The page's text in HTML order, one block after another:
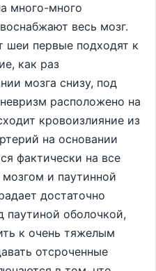
много-много
весь мозг.
шеи первые подходят к
как раз
мозга снизу, под
расположено на
кровоизлияние из
на основании
фактически на все
и паутинной
достаточно
паутиной оболочкой,
к очень тяжелым
отсроченные